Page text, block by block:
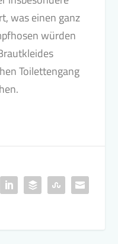
was einen ganz
würden
Toilettengang